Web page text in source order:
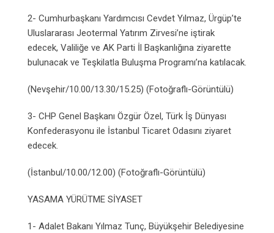
2- Cumhurbaşkanı Yardımcısı Cevdet Yılmaz, Ürgüp’te
Uluslararası Jeotermal Yatırım Zirvesi’ne iştirak
edecek, Valiliğe ve AK Parti İl Başkanlığına ziyarette
bulunacak ve Teşkilatla Buluşma Programı’na katılacak.
(Nevşehir/10.00/13.30/15.25) (Fotoğraflı-Görüntülü)
3- CHP Genel Başkanı Özgür Özel, Türk İş Dünyası
Konfederasyonu ile İstanbul Ticaret Odasını ziyaret
edecek.
(İstanbul/10.00/12.00) (Fotoğraflı-Görüntülü)
YASAMA YÜRÜTME SİYASET
1- Adalet Bakanı Yılmaz Tunç, Büyükşehir Belediyesine